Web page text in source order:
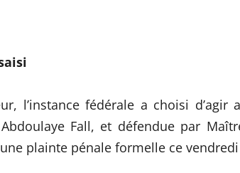
l’instance fédérale a choisi d’agir
Fall, et défendue par
plainte pénale formelle ce